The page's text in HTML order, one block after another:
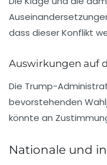
dass dieser Konflikt
Auswirkungen auf
Die Trump-
bevorstehenden
könnte an
Nationale und